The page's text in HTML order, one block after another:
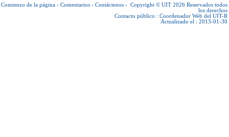
Comienzo de la página - Comentarios - Contáctenos - Copyright © UIT 2026 Reservados todos
los derechos
Contacto público : Coordenador Web del UIT-R
Actualizado el : 2013-01-30